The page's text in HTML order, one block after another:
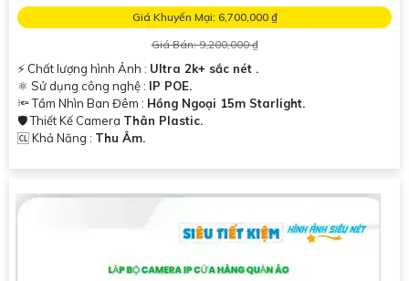
Giá Khuyến Mại: 6,700,000 ₫
Giá Bán: 9,200,000 ₫
️⚡ Chất lượng hình Ảnh : Ultra 2k+ sắc nét .
⚛️ Sử dụng công nghệ : IP POE.
🔦 Tầm Nhìn Ban Đêm : Hồng Ngoại 15m Starlight.
🛡 Thiết Kế Camera Thân Plastic.
️🆑 Khả Năng : Thu Âm.